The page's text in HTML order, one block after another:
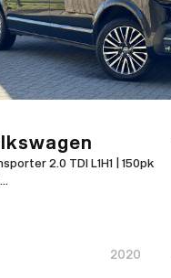
2.0 TDI L1H1 | 150pk
2020